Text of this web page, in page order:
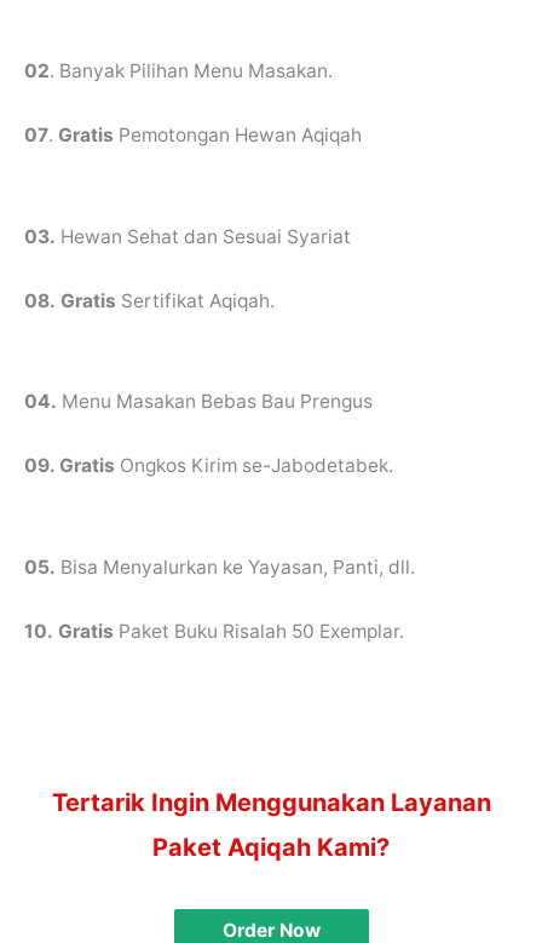
02. Banyak Pilihan Menu Masakan.
07. Gratis Pemotongan Hewan Aqiqah
03. Hewan Sehat dan Sesuai Syariat
08. Gratis Sertifikat Aqiqah.
04. Menu Masakan Bebas Bau Prengus
09. Gratis Ongkos Kirim se-Jabodetabek.
05. Bisa Menyalurkan ke Yayasan, Panti, dll.
10. Gratis Paket Buku Risalah 50 Exemplar.
Tertarik Ingin Menggunakan Layanan
Paket Aqiqah Kami?
Order Now